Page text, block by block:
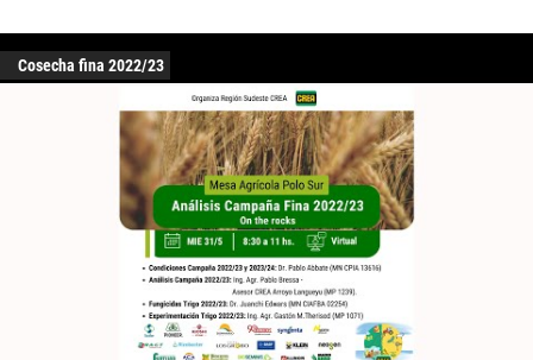
Cosecha fina 2022/23